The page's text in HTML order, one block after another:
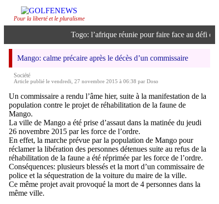
Pour la liberté et le pluralisme
Togo: l’afrique réunie pour faire face au défi
Mango: calme précaire après le décès d’un commissaire
Société
Article publié le vendredi, 27 novembre 2015 à 06:38 par Doso
Un commissaire a rendu l’âme hier, suite à la manifestation de la
population contre le projet de réhabilitation de la faune de
Mango.
La ville de Mango a été prise d’assaut dans la matinée du jeudi
26 novembre 2015 par les force de l’ordre.
En effet, la marche prévue par la population de Mango pour
réclamer la libération des personnes détenues suite au refus de la
réhabilitation de la faune a été réprimée par les force de l’ordre.
Conséquences: plusieurs blessés et la mort d’un commissaire de
police et la séquestration de la voiture du maire de la ville.
Ce même projet avait provoqué la mort de 4 personnes dans la
même ville.